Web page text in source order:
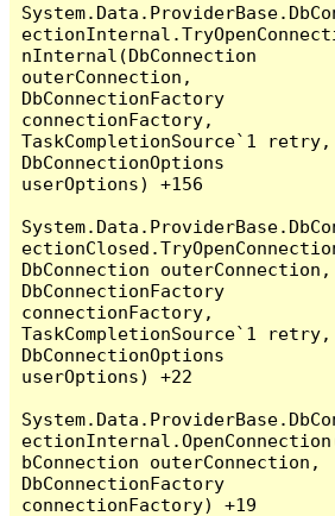
nInternal(DbConnection
outerConnection,
DbConnectionFactory
connectionFactory,
TaskCompletionSource`1 retry,
DbConnectionOptions
userOptions) +156
DbConnection outerConnection,
DbConnectionFactory
connectionFactory,
TaskCompletionSource`1 retry,
DbConnectionOptions
userOptions) +22
bConnection outerConnection,
DbConnectionFactory
connectionFactory) +19